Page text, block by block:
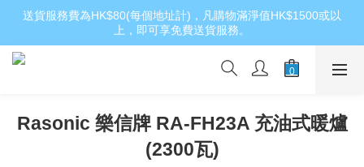
送貨服務費為HK$80(每個地址計)，凡購物滿淨值HK$1500或以
上，即可享免費送貨服務。
Rasonic 樂信牌 RA-FH23A 充油式暖爐
(2300瓦)